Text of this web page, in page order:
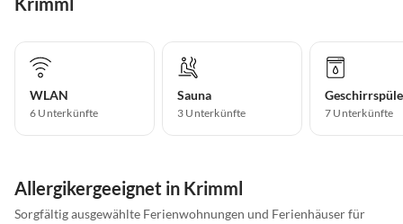
WLAN
6 Unterkünfte
Sauna
3 Unterkünfte 7 Unterkünfte
Allergikergeeignet in Krimml
Sorgfältig ausgewählte Ferienwohnungen und Ferienhäuser für